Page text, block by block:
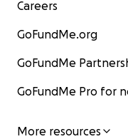
Careers
GoFundMe.org
GoFundMe
GoFundMe Pro for
More resources